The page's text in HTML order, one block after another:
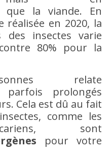
que la viande. En
réalisée en 2020, la
insectes varie
80% pour la
relate
parfois prolongés
Cela est dû au fait
comme les
sont
pour votre